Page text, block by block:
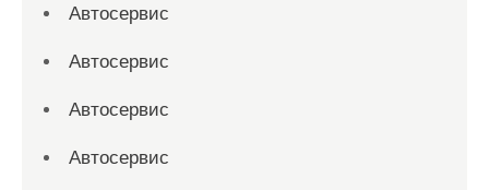
Автосервис
Автосервис
Автосервис
Автосервис